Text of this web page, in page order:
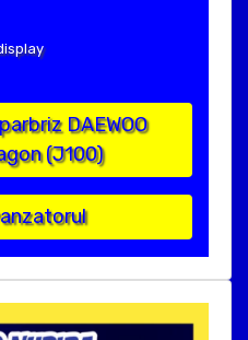
DAEWOO
(J100)